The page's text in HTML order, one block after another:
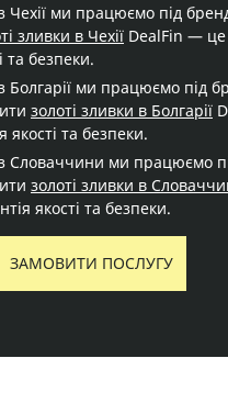
Чехії ми працюємо під
зливки в Чехії DealFin —
та безпеки.
Болгарії ми працюємо під
золоті зливки в Болгарії
якості та безпеки.
Словаччини ми працюємо
золоті зливки в
якості та безпеки.
ЗАМОВИТИ ПОСЛУГУ